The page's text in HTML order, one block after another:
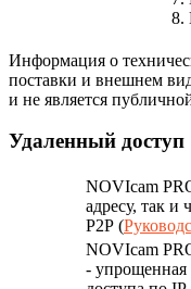
8.
Информация о
поставки и внешнем
и не является
Удаленный доступ
NOVIcam
адресу, так и
P2P (
NOVIcam
- упрощенная